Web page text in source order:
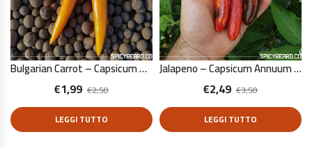
Bulgarian Carrot – Capsicum Annuum – 10 Semi Puri
€2,50
€1,99
LEGGI TUTTO
Jalapeno – Capsicum Annuum – 10 Semi Puri
€3,50
€2,49
LEGGI TUTTO